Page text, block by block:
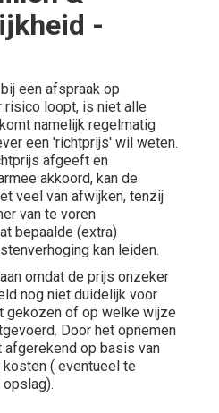
-
een afspraak op
loopt, is niet alle
namelijk regelmatig
een 'richtprijs' wil weten.
afgeeft en
akkoord, kan de
veel van afwijken, tenzij
van te voren
bepaalde (extra)
kan leiden.
omdat de prijs onzeker
nog niet duidelijk voor
gekozen of op welke wijze
Door het opnemen
op basis van
( eventueel te